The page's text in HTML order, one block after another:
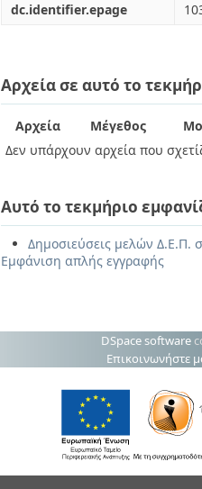
dc.identifier.epage
Αρχεία σε αυτό το
Αρχεία Μέγεθος
Δεν υπάρχουν αρχεία που
Αυτό το τεκμήριο
Δημοσιεύσεις μελών Δ.Ε.Π.
Εμφάνιση απλής εγγραφής
DSpace software
Επικοινωνήστε